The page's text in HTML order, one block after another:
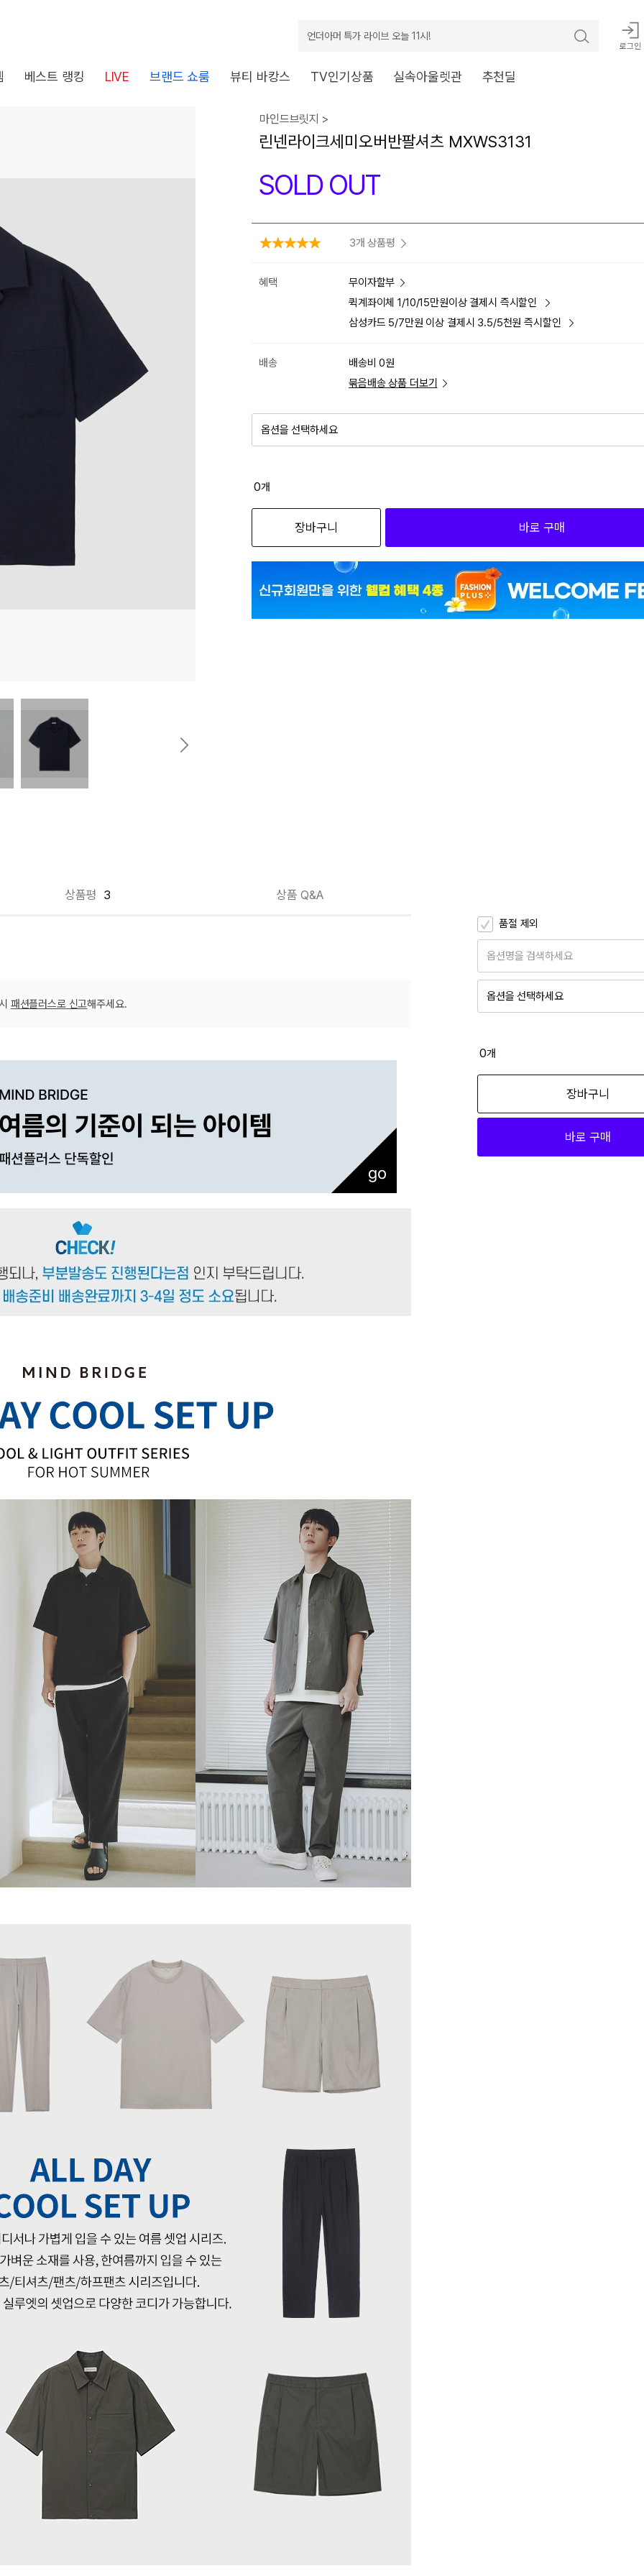
언더아머 특가 라이브 오늘 11시!
로그인
베스트 랭킹 LIVE 브랜드 쇼룸 뷰티 바캉스 TV인기상품 실속아울렛관 추천딜
장바구니 쿠폰
가능 쿠폰
전체 다운로드
습니다.
상품이에요
은 어떠세요?
쇼핑 계속하기 장바구니 가기
마인드브릿지 >
린넨라이크세미오버반팔셔츠 MXWS3131
SOLD OUT
3개 상품평
혜택
무이자할부
퀵계좌이체 1/10/15만원이상 결제시 즉시할인
삼성카드 5/7만원 이상 결제시 3.5/5천원 즉시할인
배송
배송비 0원
묶음배송 상품 더보기
옵션을 선택하세요
0개
장바구니 바로 구매
상품평 3 상품 Q&A
품절 제외
옵션명을 검색하세요
옵션을 선택하세요
0개
장바구니
바로 구매